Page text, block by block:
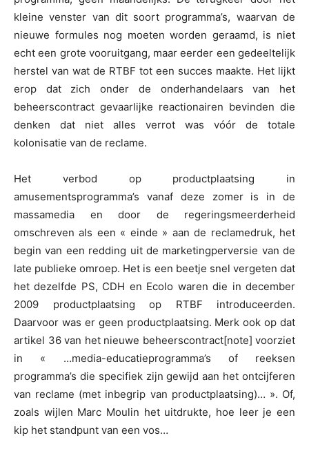
kleine venster van dit soort programma’s, waarvan de
nieuwe formules nog moeten worden geraamd, is niet
echt een grote vooruitgang, maar eerder een gedeeltelijk
herstel van wat de RTBF tot een succes maakte. Het lijkt
erop dat zich onder de onderhandelaars van het
beheerscontract gevaarlijke reactionairen bevinden die
denken dat niet alles verrot was vóór de totale
kolonisatie van de reclame.
Het verbod op productplaatsing in
amusementsprogramma’s vanaf deze zomer is in de
massamedia en door de regeringsmeerderheid
omschreven als een « einde » aan de reclamedruk, het
begin van een redding uit de marketingperversie van de
late publieke omroep. Het is een beetje snel vergeten dat
het dezelfde PS, CDH en Ecolo waren die in december
2009 productplaatsing op RTBF introduceerden.
Daarvoor was er geen productplaatsing. Merk ook op dat
artikel 36 van het nieuwe beheerscontract[note] voorziet
in « …media-educatieprogramma’s of reeksen
programma’s die specifiek zijn gewijd aan het ontcijferen
van reclame (met inbegrip van productplaatsing)… ». Of,
zoals wijlen Marc Moulin het uitdrukte, hoe leer je een
kip het standpunt van een vos…